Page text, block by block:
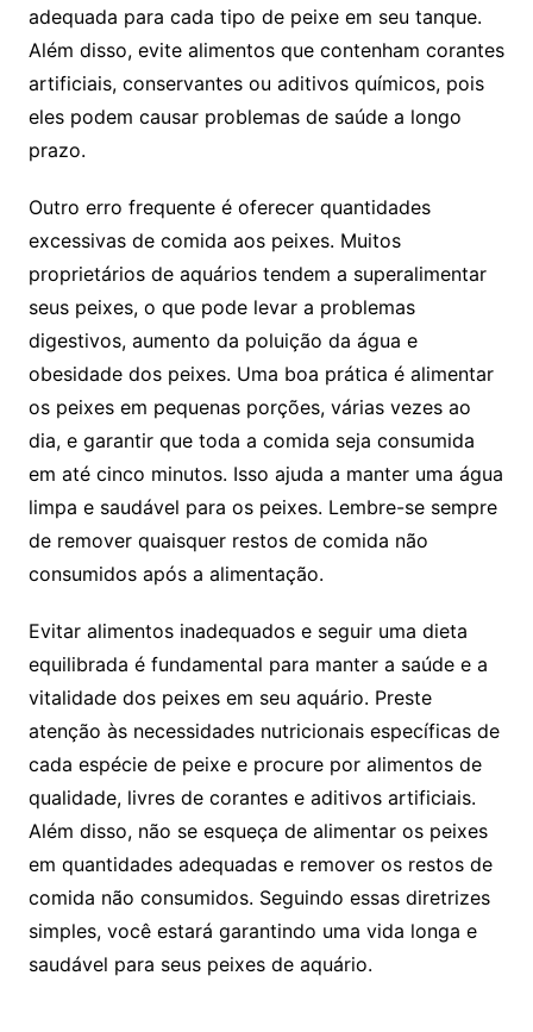
adequada ‍para cada​ tipo de peixe em seu tanque.
Além‍ disso, ​evite alimentos que‍ contenham ‍corantes
artificiais, conservantes ou aditivos ‍químicos, pois‌
eles podem causar ‌problemas ⁢de ⁣saúde a ​longo
prazo.
Outro ‌erro‌ frequente é oferecer quantidades
excessivas de comida⁢ aos peixes. Muitos ​
proprietários ⁤de ⁣aquários tendem a​ superalimentar⁣
seus⁣ peixes, o ‍que⁢ pode levar a ⁤problemas
digestivos, aumento da poluição da água e
obesidade dos peixes. ‌Uma⁢ boa prática é alimentar
os peixes em pequenas porções, várias vezes ao​
dia, ⁣e garantir⁢ que ⁢toda a comida seja consumida
em até​ cinco​ minutos.‍ Isso ajuda a manter uma água
limpa‌ e⁣ saudável para os peixes. Lembre-se sempre
de remover quaisquer​ restos​ de ‍comida não
‍consumidos após a alimentação. ‍
Evitar alimentos ‍inadequados ‌e seguir uma dieta
equilibrada⁣ é fundamental⁣ para manter a saúde e a
vitalidade dos peixes em⁣ seu aquário. Preste⁤
atenção‌ às⁤ necessidades nutricionais específicas de‌
cada ‌espécie de peixe ‌e procure por alimentos de
qualidade, livres ‍de corantes e aditivos artificiais.
Além disso, não se esqueça ​de alimentar ⁤os peixes
em quantidades adequadas​ e⁣ remover os restos de
comida não consumidos. Seguindo essas diretrizes
simples, ⁤você estará garantindo⁣ uma vida longa e
saudável para ​seus peixes ​de aquário.